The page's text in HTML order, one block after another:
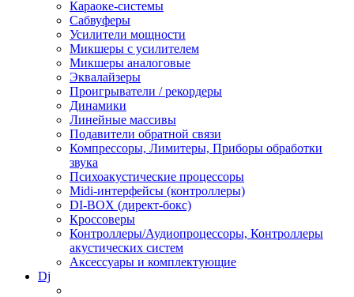
Караоке-системы
Сабвуферы
Усилители мощности
Микшеры с усилителем
Микшеры аналоговые
Эквалайзеры
Проигрыватели / рекордеры
Динамики
Линейные массивы
Подавители обратной связи
Компрессоры, Лимитеры, Приборы обработки
звука
Психоакустические процессоры
Midi-интерфейсы (контроллеры)
DI-BOX (директ-бокс)
Кроссоверы
Контроллеры/Аудиопроцессоры, Контроллеры
акустических систем
Аксессуары и комплектующие
Dj